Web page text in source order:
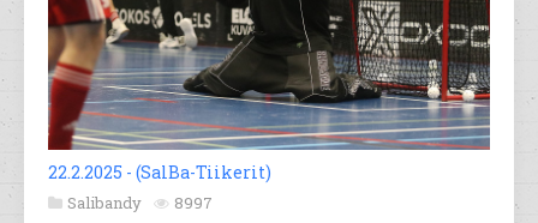
22.2.2025 - (SalBa-Tiikerit)
Salibandy 8997